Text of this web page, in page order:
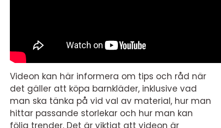
Videon kan här informera om tips och råd när
det gäller att köpa barnkläder, inklusive vad
man ska tänka på vid val av material, hur man
hittar passande storlekar och hur man kan